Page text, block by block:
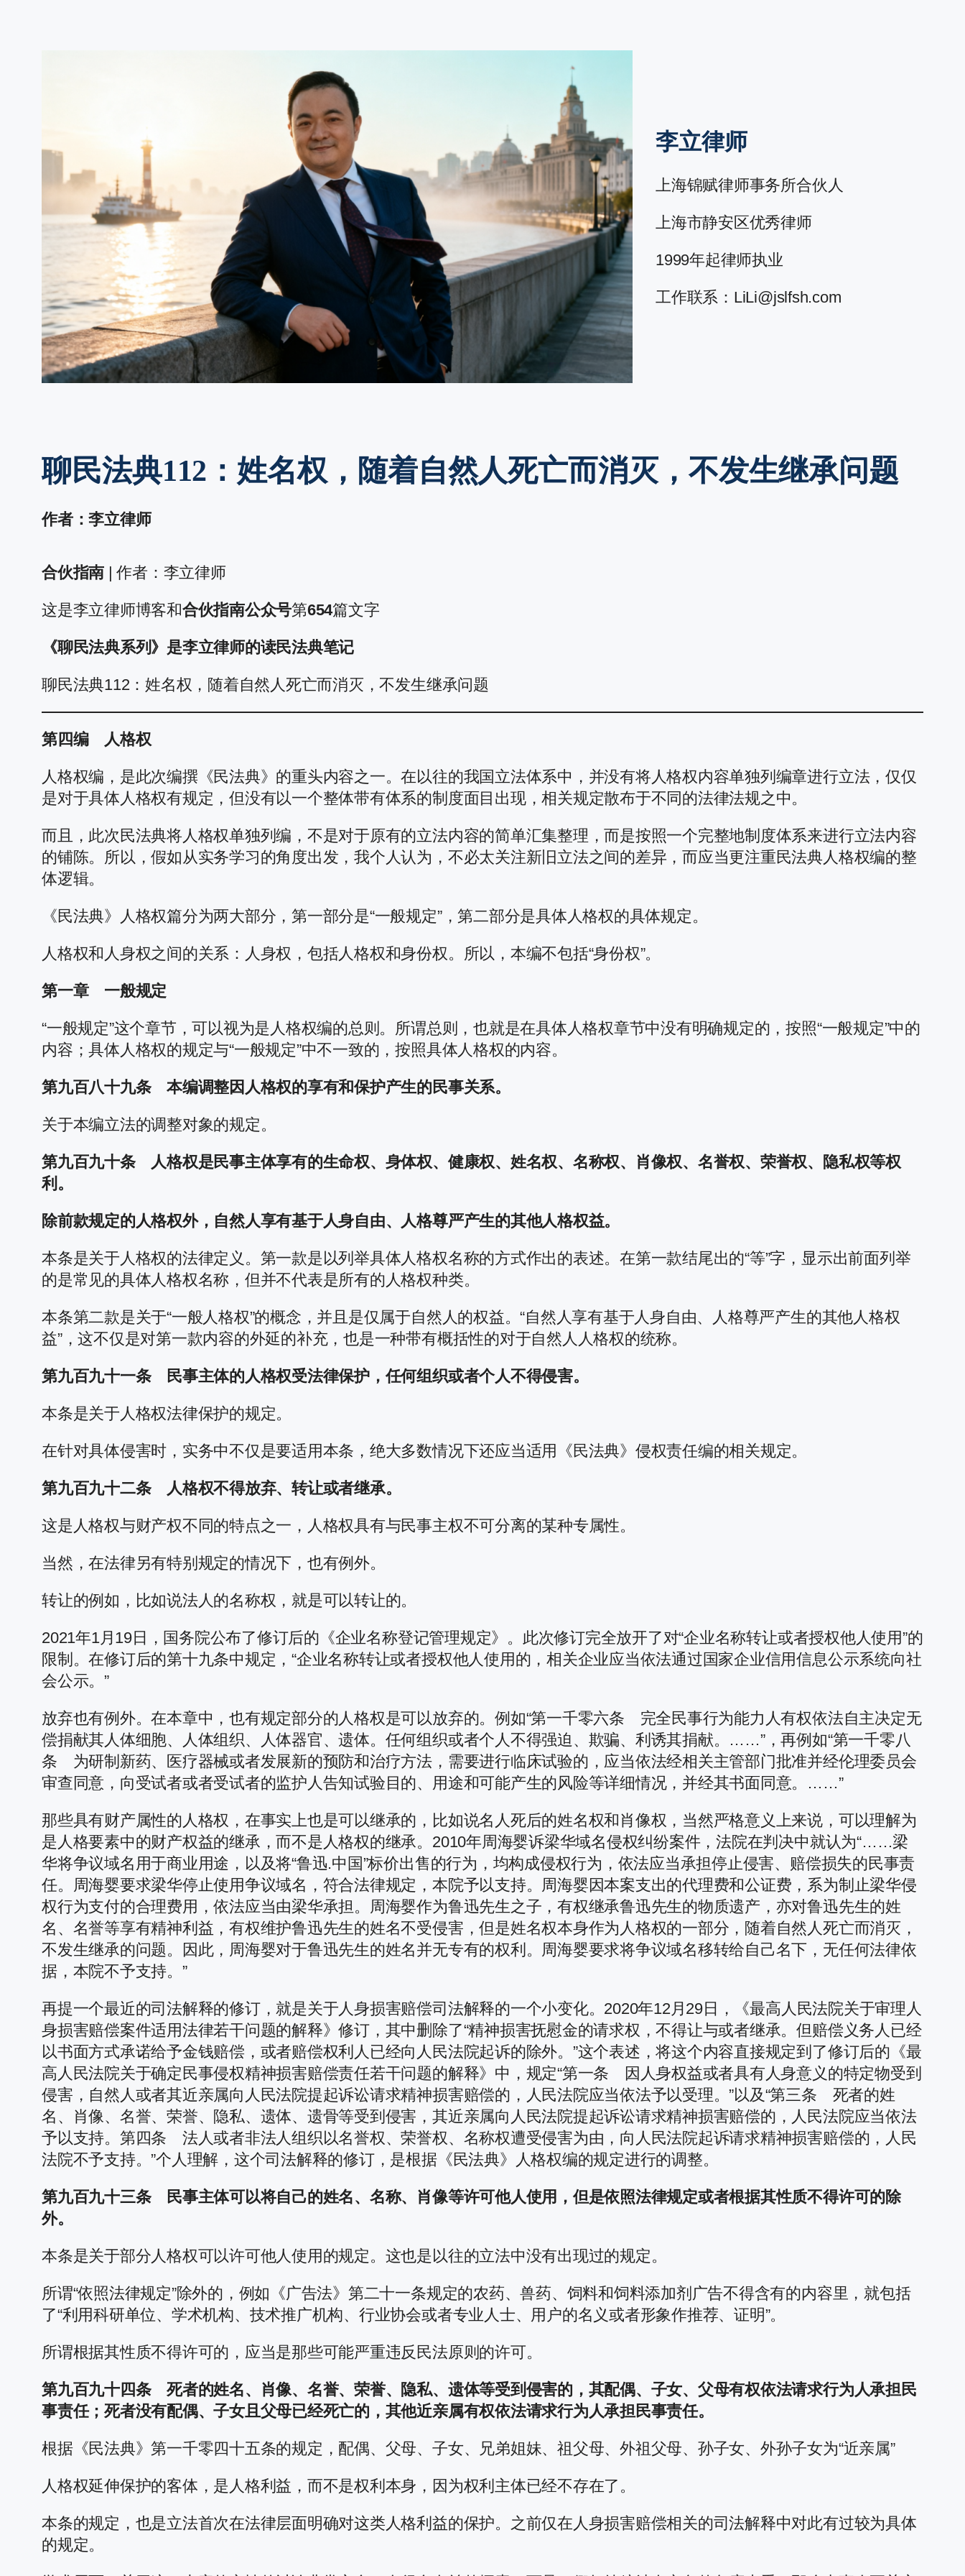
李立律师
上海锦赋律师事务所合伙人
上海市静安区优秀律师
1999年起律师执业
工作联系：LiLi@jslfsh.com
聊民法典112：姓名权，随着自然人死亡而消灭，不发生继承问题
作者：李立律师
合伙指南 | 作者：李立律师
这是李立律师博客和合伙指南公众号第654篇文字
《聊民法典系列》是李立律师的读民法典笔记
聊民法典112：姓名权，随着自然人死亡而消灭，不发生继承问题
第四编 人格权
人格权编，是此次编撰《民法典》的重头内容之一。在以往的我国立法体系中，并没有将人格权内容单独列编章进行立法，仅仅
是对于具体人格权有规定，但没有以一个整体带有体系的制度面目出现，相关规定散布于不同的法律法规之中。
而且，此次民法典将人格权单独列编，不是对于原有的立法内容的简单汇集整理，而是按照一个完整地制度体系来进行立法内容
的铺陈。所以，假如从实务学习的角度出发，我个人认为，不必太关注新旧立法之间的差异，而应当更注重民法典人格权编的整
体逻辑。
《民法典》人格权篇分为两大部分，第一部分是“一般规定”，第二部分是具体人格权的具体规定。
人格权和人身权之间的关系：人身权，包括人格权和身份权。所以，本编不包括“身份权”。
第一章 一般规定
“一般规定”这个章节，可以视为是人格权编的总则。所谓总则，也就是在具体人格权章节中没有明确规定的，按照“一般规定”中的
内容；具体人格权的规定与“一般规定”中不一致的，按照具体人格权的内容。
第九百八十九条 本编调整因人格权的享有和保护产生的民事关系。
关于本编立法的调整对象的规定。
第九百九十条 人格权是民事主体享有的生命权、身体权、健康权、姓名权、名称权、肖像权、名誉权、荣誉权、隐私权等权
利。
除前款规定的人格权外，自然人享有基于人身自由、人格尊严产生的其他人格权益。
本条是关于人格权的法律定义。第一款是以列举具体人格权名称的方式作出的表述。在第一款结尾出的“等”字，显示出前面列举
的是常见的具体人格权名称，但并不代表是所有的人格权种类。
本条第二款是关于“一般人格权”的概念，并且是仅属于自然人的权益。“自然人享有基于人身自由、人格尊严产生的其他人格权
益”，这不仅是对第一款内容的外延的补充，也是一种带有概括性的对于自然人人格权的统称。
第九百九十一条 民事主体的人格权受法律保护，任何组织或者个人不得侵害。
本条是关于人格权法律保护的规定。
在针对具体侵害时，实务中不仅是要适用本条，绝大多数情况下还应当适用《民法典》侵权责任编的相关规定。
第九百九十二条 人格权不得放弃、转让或者继承。
这是人格权与财产权不同的特点之一，人格权具有与民事主权不可分离的某种专属性。
当然，在法律另有特别规定的情况下，也有例外。
转让的例如，比如说法人的名称权，就是可以转让的。
2021年1月19日，国务院公布了修订后的《企业名称登记管理规定》。此次修订完全放开了对“企业名称转让或者授权他人使用”的
限制。在修订后的第十九条中规定，“企业名称转让或者授权他人使用的，相关企业应当依法通过国家企业信用信息公示系统向社
会公示。”
放弃也有例外。在本章中，也有规定部分的人格权是可以放弃的。例如“第一千零六条 完全民事行为能力人有权依法自主决定无
偿捐献其人体细胞、人体组织、人体器官、遗体。任何组织或者个人不得强迫、欺骗、利诱其捐献。……”，再例如“第一千零八
条 为研制新药、医疗器械或者发展新的预防和治疗方法，需要进行临床试验的，应当依法经相关主管部门批准并经伦理委员会
审查同意，向受试者或者受试者的监护人告知试验目的、用途和可能产生的风险等详细情况，并经其书面同意。……”
那些具有财产属性的人格权，在事实上也是可以继承的，比如说名人死后的姓名权和肖像权，当然严格意义上来说，可以理解为
是人格要素中的财产权益的继承，而不是人格权的继承。2010年周海婴诉梁华域名侵权纠纷案件，法院在判决中就认为“……梁
华将争议域名用于商业用途，以及将“鲁迅.中国”标价出售的行为，均构成侵权行为，依法应当承担停止侵害、赔偿损失的民事责
任。周海婴要求梁华停止使用争议域名，符合法律规定，本院予以支持。周海婴因本案支出的代理费和公证费，系为制止梁华侵
权行为支付的合理费用，依法应当由梁华承担。周海婴作为鲁迅先生之子，有权继承鲁迅先生的物质遗产，亦对鲁迅先生的姓
名、名誉等享有精神利益，有权维护鲁迅先生的姓名不受侵害，但是姓名权本身作为人格权的一部分，随着自然人死亡而消灭，
不发生继承的问题。因此，周海婴对于鲁迅先生的姓名并无专有的权利。周海婴要求将争议域名移转给自己名下，无任何法律依
据，本院不予支持。”
再提一个最近的司法解释的修订，就是关于人身损害赔偿司法解释的一个小变化。2020年12月29日，《最高人民法院关于审理人
身损害赔偿案件适用法律若干问题的解释》修订，其中删除了“精神损害抚慰金的请求权，不得让与或者继承。但赔偿义务人已经
以书面方式承诺给予金钱赔偿，或者赔偿权利人已经向人民法院起诉的除外。”这个表述，将这个内容直接规定到了修订后的《最
高人民法院关于确定民事侵权精神损害赔偿责任若干问题的解释》中，规定“第一条 因人身权益或者具有人身意义的特定物受到
侵害，自然人或者其近亲属向人民法院提起诉讼请求精神损害赔偿的，人民法院应当依法予以受理。”以及“第三条 死者的姓
名、肖像、名誉、荣誉、隐私、遗体、遗骨等受到侵害，其近亲属向人民法院提起诉讼请求精神损害赔偿的，人民法院应当依法
予以支持。第四条 法人或者非法人组织以名誉权、荣誉权、名称权遭受侵害为由，向人民法院起诉请求精神损害赔偿的，人民
法院不予支持。”个人理解，这个司法解释的修订，是根据《民法典》人格权编的规定进行的调整。
第九百九十三条 民事主体可以将自己的姓名、名称、肖像等许可他人使用，但是依照法律规定或者根据其性质不得许可的除
外。
本条是关于部分人格权可以许可他人使用的规定。这也是以往的立法中没有出现过的规定。
所谓“依照法律规定”除外的，例如《广告法》第二十一条规定的农药、兽药、饲料和饲料添加剂广告不得含有的内容里，就包括
了“利用科研单位、学术机构、技术推广机构、行业协会或者专业人士、用户的名义或者形象作推荐、证明”。
所谓根据其性质不得许可的，应当是那些可能严重违反民法原则的许可。
第九百九十四条 死者的姓名、肖像、名誉、荣誉、隐私、遗体等受到侵害的，其配偶、子女、父母有权依法请求行为人承担民
事责任；死者没有配偶、子女且父母已经死亡的，其他近亲属有权依法请求行为人承担民事责任。
根据《民法典》第一千零四十五条的规定，配偶、父母、子女、兄弟姐妹、祖父母、外祖父母、孙子女、外孙子女为“近亲属”
人格权延伸保护的客体，是人格利益，而不是权利本身，因为权利主体已经不存在了。
本条的规定，也是立法首次在法律层面明确对这类人格利益的保护。之前仅在人身损害赔偿相关的司法解释中对此有过较为具体
的规定。